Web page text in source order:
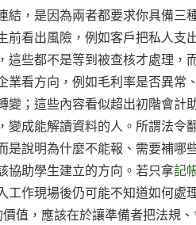
，是因為兩者都要求你具備三
看出風險，例如客戶把私人支
些都不是等到被查核才處理，
看方向，例如毛利率是否異常
；這些內容看似超出初階會計
成能解讀資料的人。所謂法令
說明為什麼不能報、需要補哪
協助學生建立的方向。若只拿記
作現場後仍可能不知道如何處
價值，應該在於讓準備者把法規